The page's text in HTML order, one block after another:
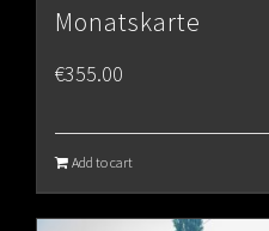
Monatskarte
€355.00
Add to cart